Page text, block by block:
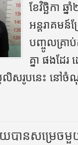
ខែវិច្ឆិកា ឆ្
អន្តរាគមន៍
បញ្ចូលគ្រា
គ្នា ផងដែ
លិសរូបនេះ នៅ
ានសម្រេច​មួយ